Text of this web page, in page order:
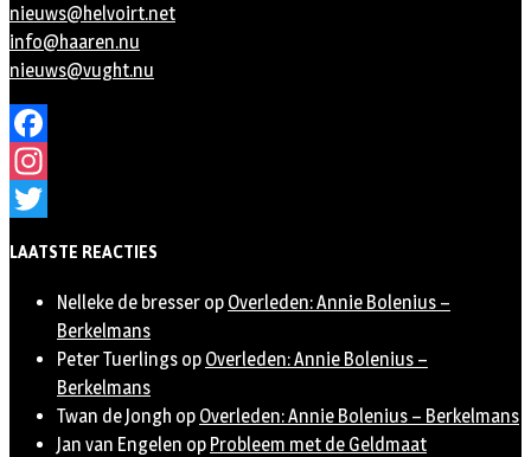
nieuws@helvoirt.net
info@haaren.nu
nieuws@vught.nu
Facebook
Instagram
LAATSTE REACTIES
Nelleke de bresser op Overleden: Annie Bolenius –
Berkelmans
Peter Tuerlings op Overleden: Annie Bolenius –
Berkelmans
Twan de Jongh op Overleden: Annie Bolenius – Berkelmans
Jan van Engelen op Probleem met de Geldmaat